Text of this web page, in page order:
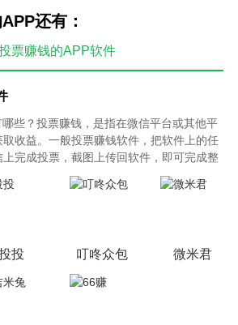
还有：
票赚钱的APP软件
些？投票赚钱，是指在微信平台或其他平
收益。一般投票赚钱软件，把软件上的任
完成投票，截图上传回软件，即可完成整
钱任务大多数单价较低，但是量多，所以
了比较靠谱的投票赚钱软件，后期会不断
投 叮咚众包 微米君